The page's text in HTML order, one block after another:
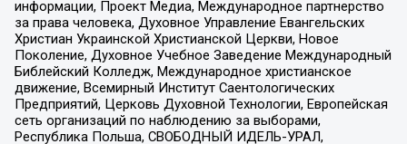
информации, Проект Медиа, Международное партнерство
за права человека, Духовное Управление Евангельских
Христиан Украинской Христианской Церкви, Новое
Поколение, Духовное Учебное Заведение Международный
Библейский Колледж, Международное христианское
движение, Всемирный Институт Саентологических
Предприятий, Церковь Духовной Технологии, Европейская
сеть организаций по наблюдению за выборами,
Республика Польша, СВОБОДНЫЙ ИДЕЛЬ-УРАЛ,